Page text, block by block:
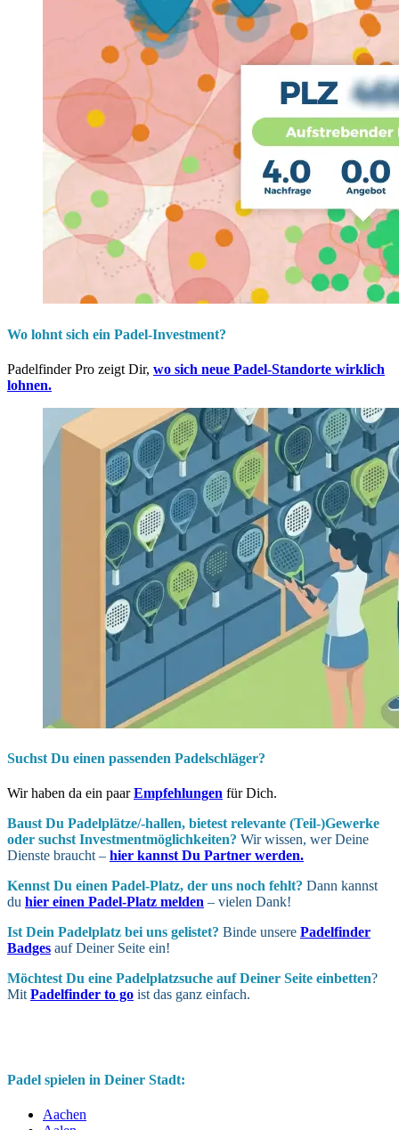
Wo lohnt sich ein Padel-Investment?
Padelfinder Pro zeigt Dir, wo sich neue Padel-Standorte wirklich
lohnen.
Suchst Du einen passenden Padelschläger?
Wir haben da ein paarEmpfehlungen für Dich.
Baust Du Padel­plätze/-hallen, bietest relevante (Teil-)Gewerke
oder suchst In­vest­ment­möglich­keiten? Wir wissen, wer Deine
Dienste braucht – hier kannst Du Partner werden.
Kennst Du einen Padel-Platz, der uns noch fehlt? Dann kannst
du hier einen Padel-Platz melden – vielen Dank!
Ist Dein Padel­platz bei uns gelistet? Binde unsere Padelfinder
Badges auf Deiner Seite ein!
Möchtest Du eine Padel­platz­suche auf Deiner Seite ein­betten?
MitPadelfinder to go ist das ganz einfach.
Padel spielen in Deiner Stadt:
Aachen